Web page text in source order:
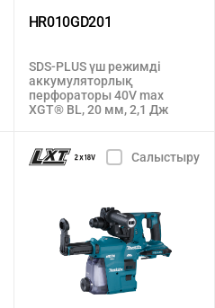
HR010GD201
SDS-PLUS үш режимді
аккумуляторлық
перфораторы 40V max
XGT® BL, 20 мм, 2,1 Дж
Салыстыру